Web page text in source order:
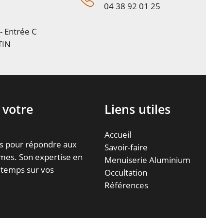
Entrée C
04 38 92 01 25
votre
pour répondre aux
Son expertise en
sur vos
Liens utiles
Accueil
Savoir-faire
Menuiserie Aluminium
Occultation
Références